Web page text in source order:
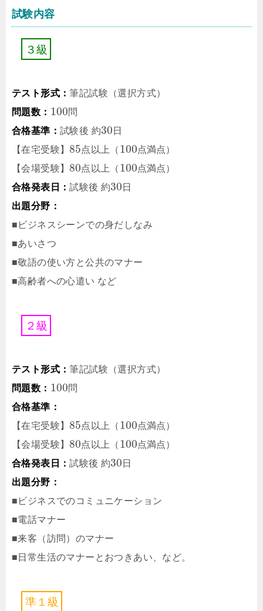
試験内容
３級
テスト形式：筆記試験（選択方式）
問題数： 100問
合格基準： 試験後 約30 日
【在宅受験】 85点 以上（ 100点満点）
【会場受験】 80点 以上（ 100点満点）
合格発表日：試験後約30 日
出題分野：
■ビジネスシーンでの身だしなみ
■あいさつ
■敬語の使い方と公共のマナー
■高齢者への心遣い など
２ 級
テスト形式：筆記試験（選択方式）
問題数： 100問
合格基準：
【在宅受験】 85点 以上（ 100点満点）
【会場受験】 80点 以上（ 100点満点）
合格発表日：試験後約30 日
出題分野：
■ビジネスでのコミュニケーション
■電話マナー
■来客（訪問）のマナー
■日常生活のマナーとおつきあい、など。
準１ 級